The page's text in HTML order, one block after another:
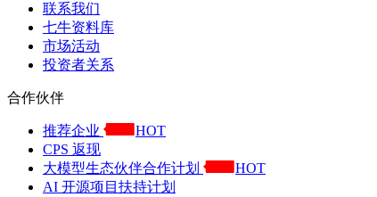
联系我们
七牛资料库
市场活动
投资者关系
合作伙伴
推荐企业
HOT
CPS 返现
大模型生态伙伴合作计划
HOT
AI 开源项目扶持计划